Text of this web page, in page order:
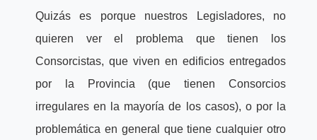
Quizás es porque nuestros Legisladores, no
quieren ver el problema que tienen los
Consorcistas, que viven en edificios entregados
por la Provincia (que tienen Consorcios
irregulares en la mayoría de los casos), o por la
problemática en general que tiene cualquier otro